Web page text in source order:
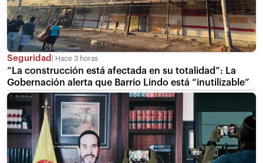
Seguridad Hace 3 horas
“La construcción está afectada en su totalidad”: La
Gobernación alerta que Barrio Lindo está “inutilizable”